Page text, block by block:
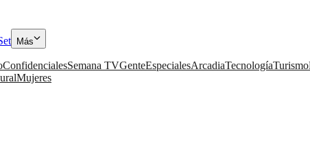
Más
ConfidencialesSemana TVGenteEspecialesArcadiaTecnologíaTurismo
Mujeres